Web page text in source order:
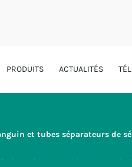
PRODUITS ACTUALITÉS
et tubes séparateurs de